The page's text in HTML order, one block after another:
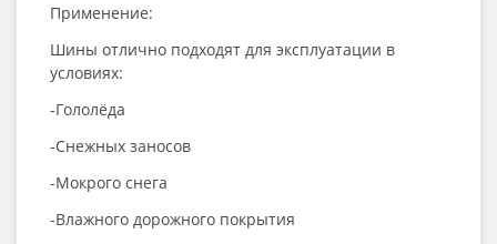
Применение:
Шины отлично подходят для эксплуатации в
условиях:
-Гололёда
-Снежных заносов
-Мокрого снега
-Влажного дорожного покрытия